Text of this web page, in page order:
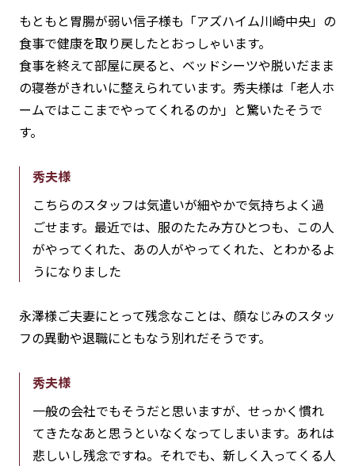
もともと胃腸が弱い信子様も「アズハイム川崎中央」の
食事で健康を取り戻したとおっしゃいます。
食事を終えて部屋に戻ると、ベッドシーツや脱いだまま
の寝巻がきれいに整えられています。秀夫様は「老人ホ
ームではここまでやってくれるのか」と驚いたそうで
す。
秀夫様
こちらのスタッフは気遣いが細やかで気持ちよく過
ごせます。最近では、服のたたみ方ひとつも、この人
がやってくれた、あの人がやってくれた、とわかるよ
うになりました
永澤様ご夫妻にとって残念なことは、顔なじみのスタッ
フの異動や退職にともなう別れだそうです。
秀夫様
一般の会社でもそうだと思いますが、せっかく慣れ
てきたなあと思うといなくなってしまいます。あれは
悲しいし残念ですね。それでも、新しく入ってくる人